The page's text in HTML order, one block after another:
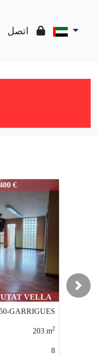
اتصل
001
€
VELLA
GARRIGUES
203 m2
8
Next